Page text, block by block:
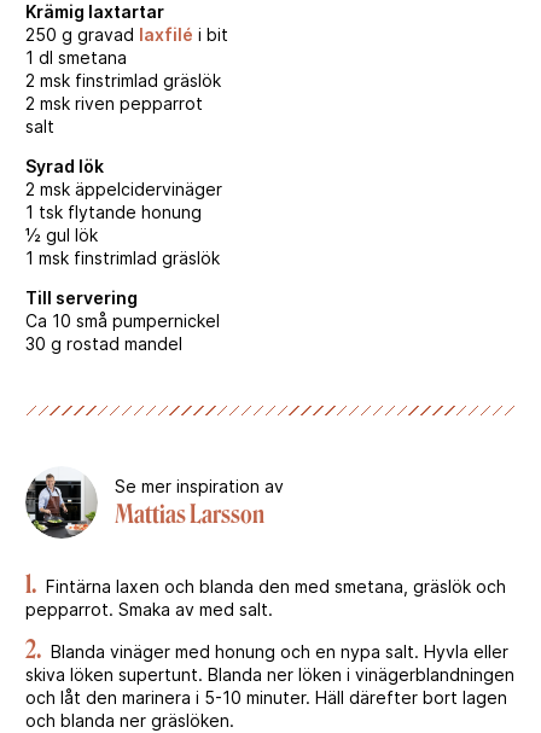
Krämig laxtartar
250 g gravad laxfilé i bit
1 dl smetana
2 msk finstrimlad gräslök
2 msk riven pepparrot
salt
Syrad lök
2 msk äppelcidervinäger
1 tsk flytande honung
½ gul lök
1 msk finstrimlad gräslök
Till servering
Ca 10 små pumpernickel
30 g rostad mandel
Se mer inspiration av
Mattias Larsson
1. Fintärna laxen och blanda den med smetana, gräslök och
pepparrot. Smaka av med salt.
2. Blanda vinäger med honung och en nypa salt. Hyvla eller
skiva löken supertunt. Blanda ner löken i vinägerblandningen
och låt den marinera i 5-10 minuter. Häll därefter bort lagen
och blanda ner gräslöken.